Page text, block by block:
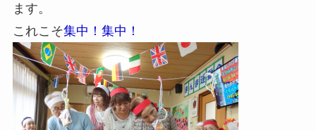
ます。
これこそ集中！集中！